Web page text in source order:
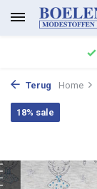
Terug Home
18% sale